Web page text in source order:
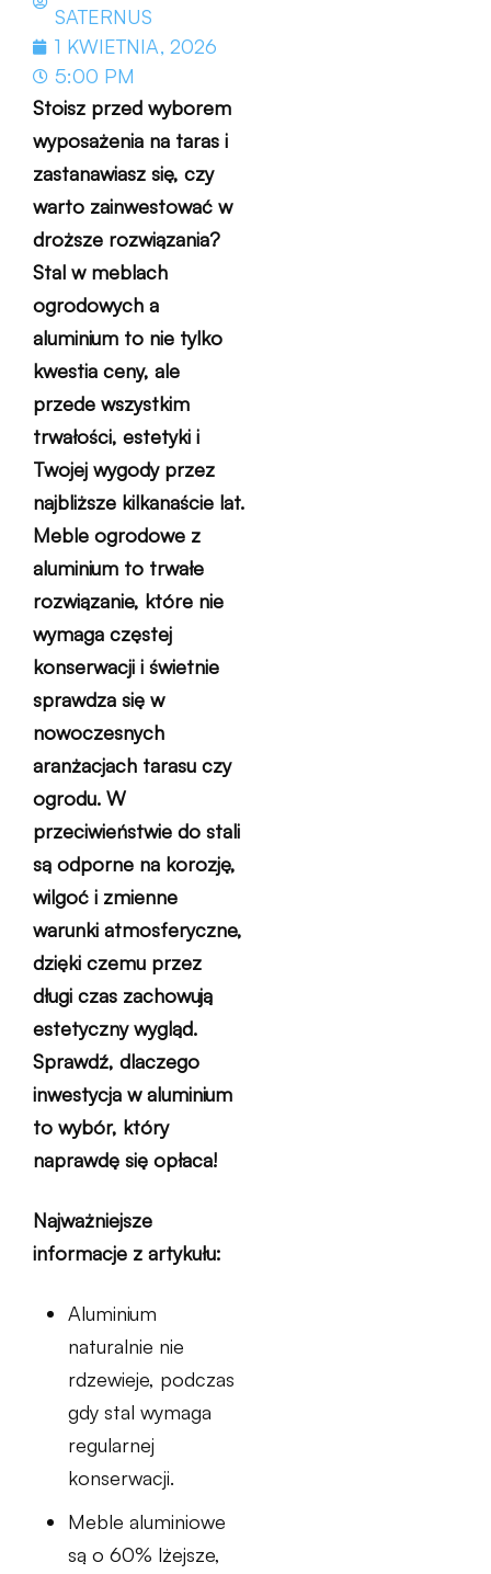
SATERNUS
1 KWIETNIA, 2026
5:00 PM
Stoisz przed wyborem
wyposażenia na taras i
zastanawiasz się, czy
warto zainwestować w
droższe rozwiązania?
Stal w meblach
ogrodowych a
aluminium to nie tylko
kwestia ceny, ale
przede wszystkim
trwałości, estetyki i
Twojej wygody przez
najbliższe kilkanaście lat.
Meble ogrodowe z
aluminium to trwałe
rozwiązanie, które nie
wymaga częstej
konserwacji i świetnie
sprawdza się w
nowoczesnych
aranżacjach tarasu czy
ogrodu. W
przeciwieństwie do stali
są odporne na korozję,
wilgoć i zmienne
warunki atmosferyczne,
dzięki czemu przez
długi czas zachowują
estetyczny wygląd.
Sprawdź, dlaczego
inwestycja w aluminium
to wybór, który
naprawdę się opłaca!
Najważniejsze
informacje z artykułu:
Aluminium
naturalnie nie
rdzewieje, podczas
gdy stal wymaga
regularnej
konserwacji.
Meble aluminiowe
są o 60% lżejsze,